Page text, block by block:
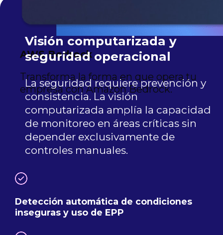
AWS Bedrock
Transforma la forma en que opera tu
empresa con Amazon Bedrock.
Visión computarizada y
seguridad operacional
La seguridad requiere prevención y
consistencia. La visión
computarizada amplía la capacidad
de monitoreo en áreas críticas sin
depender exclusivamente de
controles manuales.
Detección automática de condiciones
inseguras y uso de EPP